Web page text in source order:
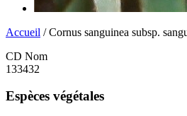
Accueil / Cornus sanguinea subsp.
CD Nom
133432
Espèces végétales